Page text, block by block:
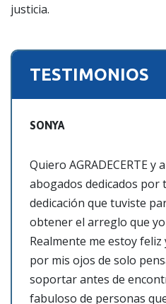
justicia.
TESTIMONIOS
SONYA
Quiero AGRADECERTE
abogados dedicados por
dedicación que tuviste
obtener el arreglo que yo
Realmente me estoy
por mis ojos de solo
soportar antes de
fabuloso de personas